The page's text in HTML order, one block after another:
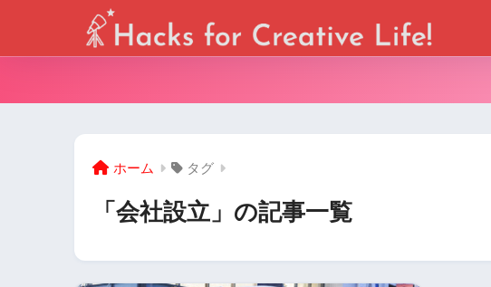
ホーム タグ
「会社設立」の記事一覧